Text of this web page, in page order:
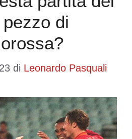
di
di Leonardo Pasquali